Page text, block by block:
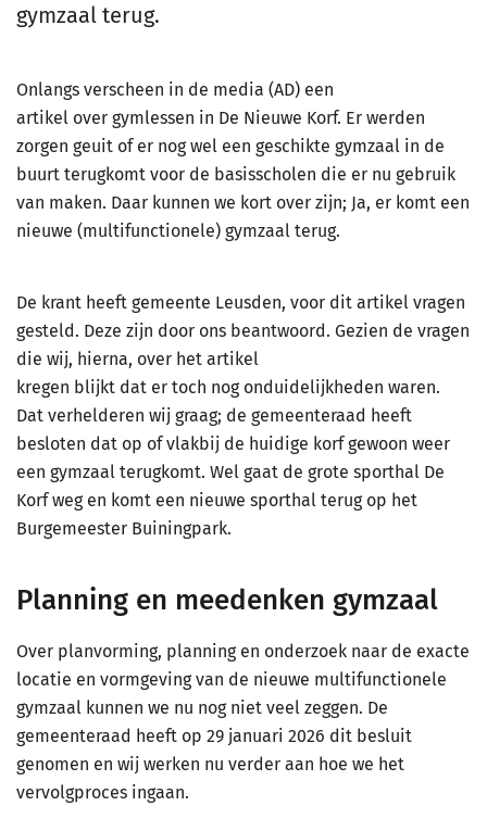
gymzaal terug.
Onlangs verscheen in de media (AD) een
artikel over gymlessen in De Nieuwe Korf. Er werden
zorgen geuit of er nog wel een geschikte gymzaal in de
buurt terugkomt voor de basisscholen die er nu gebruik
van maken. Daar kunnen we kort over zijn; Ja, er komt een
nieuwe (multifunctionele) gymzaal terug.
De krant heeft gemeente Leusden, voor dit artikel vragen
gesteld. Deze zijn door ons beantwoord. Gezien de vragen
die wij, hierna, over het artikel
kregen blijkt dat er toch nog onduidelijkheden waren.
Dat verhelderen wij graag; de gemeenteraad heeft
besloten dat op of vlakbij de huidige korf gewoon weer
een gymzaal terugkomt. Wel gaat de grote sporthal De
Korf weg en komt een nieuwe sporthal terug op het
Burgemeester Buiningpark.
Planning en meedenken gymzaal
Over planvorming, planning en onderzoek naar de exacte
locatie en vormgeving van de nieuwe multifunctionele
gymzaal kunnen we nu nog niet veel zeggen. De
gemeenteraad heeft op 29 januari 2026 dit besluit
genomen en wij werken nu verder aan hoe we het
vervolgproces ingaan.